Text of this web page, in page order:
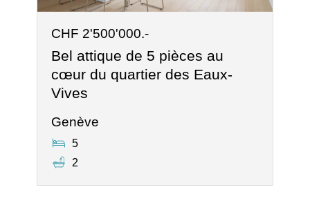
CHF 2'500'000.-
Bel attique de 5 pièces au
cœur du quartier des Eaux-
Vives
Genève
5
2